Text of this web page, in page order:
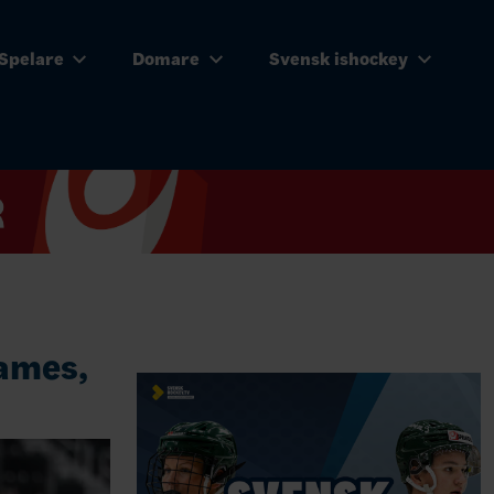
Domare Svensk ishockey